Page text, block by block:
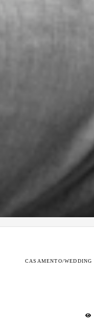
CASAMENTO/WEDDING